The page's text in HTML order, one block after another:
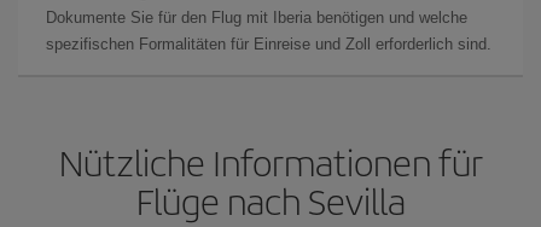
Dokumente Sie für den Flug mit Iberia benötigen und welche
spezifischen Formalitäten für Einreise und Zoll erforderlich sind.
Nützliche Informationen für
Flüge nach Sevilla